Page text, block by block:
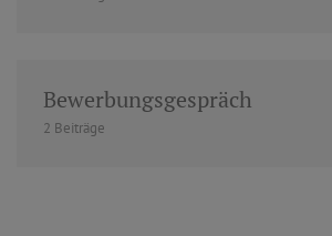
Bewerbungsgespräch
2 Beiträge